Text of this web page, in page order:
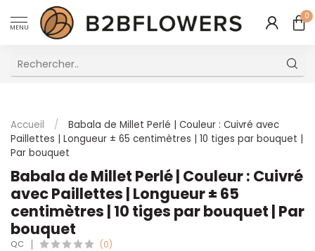
MENU
0
Accueil /
Babala de Millet Perlé | Couleur : Cuivré avec
Paillettes | Longueur ± 65 centimètres | 10 tiges par bouquet |
Par bouquet
Babala de Millet Perlé | Couleur : Cuivré
avec Paillettes | Longueur ± 65
centimètres | 10 tiges par bouquet | Par
bouquet
QC (0)